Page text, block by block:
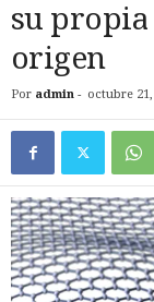
su
origen
Por admin - octubre 21,